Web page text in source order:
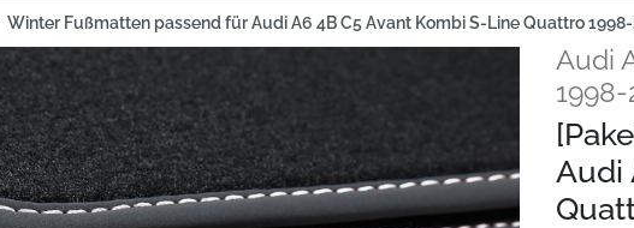
Winter Fußmatten passend für Audi A6 4B C5 Avant Kombi S-Line Quattro
Audi
Audi